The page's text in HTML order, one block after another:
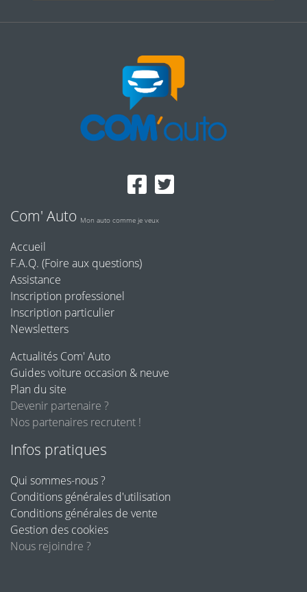
Com' Auto Mon auto comme je veux
Accueil
F.A.Q. (Foire aux questions)
Assistance
Inscription professionel
Inscription particulier
Newsletters
Actualités Com' Auto
Guides voiture occasion & neuve
Plan du site
Devenir partenaire ?
Nos partenaires recrutent !
Infos pratiques
Qui sommes-nous ?
Conditions générales d'utilisation
Conditions générales de vente
Gestion des cookies
Nous rejoindre ?